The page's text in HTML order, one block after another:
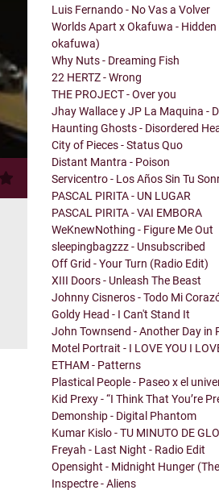
Luis Fernando - No Vas a Volver
Worlds Apart x Okafuwa -
okafuwa)
Why Nuts - Dreaming Fish
22 HERTZ - Wrong
THE PROJECT - Over you
Jhay Wallace y JP La Maquina -
Haunting Ghosts - Disordered
City of Pieces - Status Quo
Distant Mantra - Poison
Servicentro - Los Años Sin Tu
PASCAL PIRITA - UN LUGAR
PASCAL PIRITA - VAI EMBORA
WeKnewNothing - Figure Me Out
sleepingbagzzz - Unsubscribed
Off Grid - Your Turn (Radio Edit)
XIII Doors - Unleash The Beast
Johnny Cisneros - Todo Mi
Goldy Head - I Can't Stand It
John Townsend - Another Day in
Motel Portrait - I LOVE YOU I
ETHAM - Patterns
Plastical People - Paseo x el
Kid Prexy - “I Think That You’re
Demonship - Digital Phantom
Kumar Kislo - TU MINUTO DE
Freyah - Last Night - Radio Edit
Opensight - Midnight Hunger
Inspectre - Aliens